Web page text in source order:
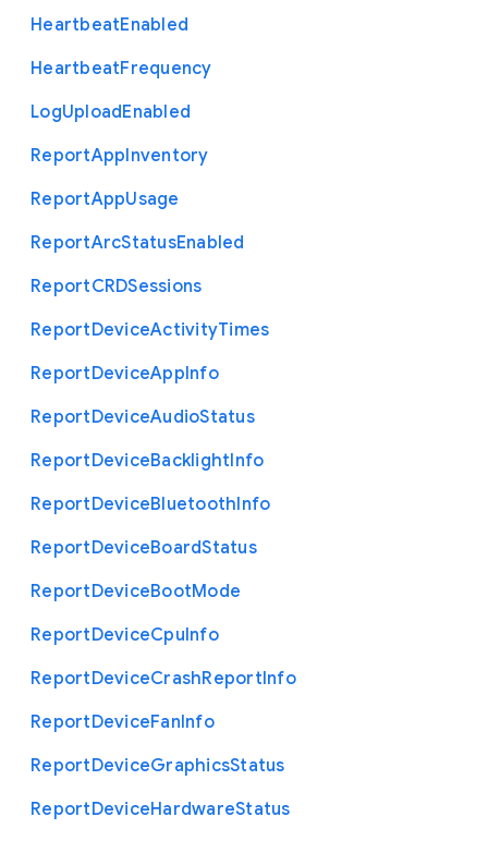
HeartbeatEnabled
HeartbeatFrequency
LogUploadEnabled
ReportAppInventory
ReportAppUsage
ReportArcStatusEnabled
ReportCRDSessions
ReportDeviceActivityTimes
ReportDeviceAppInfo
ReportDeviceAudioStatus
ReportDeviceBacklightInfo
ReportDeviceBluetoothInfo
ReportDeviceBoardStatus
ReportDeviceBootMode
ReportDeviceCpuInfo
ReportDeviceCrashReportInfo
ReportDeviceFanInfo
ReportDeviceGraphicsStatus
ReportDeviceHardwareStatus